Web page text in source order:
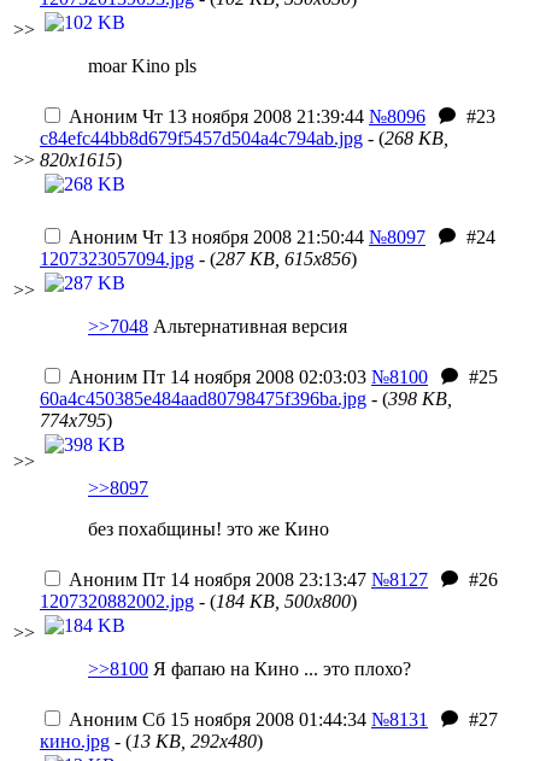
>>
moar Kino pls
>>
Аноним Чт 13 ноября 2008 21:39:44 №8096
#23
c84efc44bb8d679f5457d504a4c794ab.jpg - (268 KB,
820x1615)
>>
Аноним Чт 13 ноября 2008 21:50:44 №8097
#24
1207323057094.jpg - (287 KB, 615x856)
>>7048 Альтернативная версия
>>
Аноним Пт 14 ноября 2008 02:03:03 №8100
#25
60a4c450385e484aad80798475f396ba.jpg - (398 KB,
774x795)
>>8097
без похабщины! это же Кино
>>
Аноним Пт 14 ноября 2008 23:13:47 №8127
#26
1207320882002.jpg - (184 KB, 500x800)
>>8100 Я фапаю на Кино ... это плохо?
Аноним Сб 15 ноября 2008 01:44:34 №8131
#27
кино.jpg - (13 KB, 292x480)